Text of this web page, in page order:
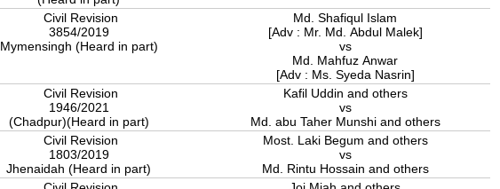
Civil Revision
3854/2019
Mymensingh (Heard in part)
Md. Shafiqul Islam
[Adv : Mr. Md. Abdul Malek]
vs
Md. Mahfuz Anwar
[Adv : Ms. Syeda Nasrin]
Civil Revision
1946/2021
(Chadpur)(Heard in part)
Kafil Uddin and others
vs
Md. abu Taher Munshi and others
Civil Revision
1803/2019
Jhenaidah (Heard in part)
Most. Laki Begum and others
vs
Md. Rintu Hossain and others